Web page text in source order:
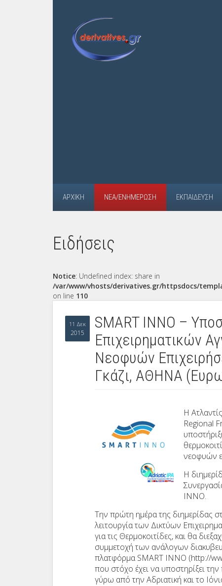
ΑΡΧΙΚΉ ΝΈΑ/ΕΝΗΜΈΡΩΣΗ ΕΚΠΑΊΔΕΥΣΗ
Ειδήσεις
Notice: Undefined index: share in
/var/www/vhosts/derivatives.gr/httpsdocs/
on line 110
11 Δεκ
2015
SMART INNO –
Επιχειρηματικών
Νεοφυών
Γκάζι, ΑΘΗΝΑ
Η
Regional
νεοφυών
Η
INNO.
Την πρώτη ημέρα της διημερίδας
λειτουργία των Δικτύων
για τις Θερμοκοιτίδες, και θα
συμμετοχή των ανάλογων
πλατφόρμα SMART INNO (http://
που στόχο έχει να υποστηρίξει
γύρω από την Αδριατική και το